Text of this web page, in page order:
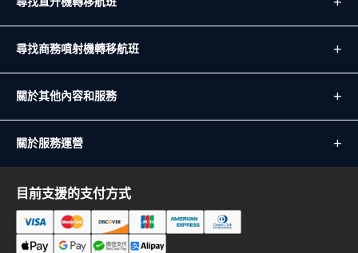
尋找商務噴射機轉移航班
關於其他內容和服務
關於服務運營
目前支援的支付方式